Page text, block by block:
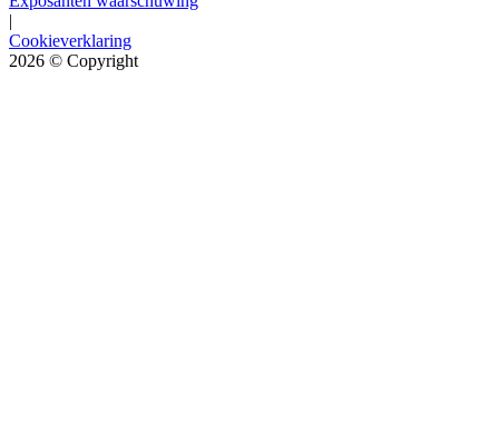
|
Cookieverklaring
2026 © Copyright